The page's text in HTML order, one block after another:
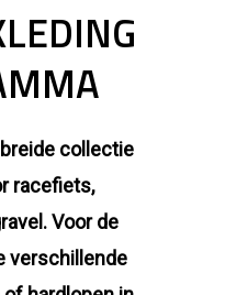
collectie
racefiets,
Voor de
verschillende